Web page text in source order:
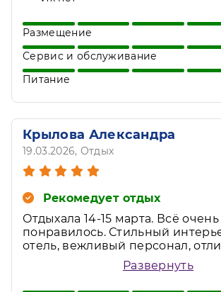
Размещение
Сервис и обслуживание
Питание
Крылова Александра
19.03.2026, Отдых
Рекомедует отдых
Отдыхала 14-15 марта. Всё очень
понравилось. Стильный
отель, вежливый персонал,
спа комплекса. Понравилась
комната, много игрушек,
Развернуть